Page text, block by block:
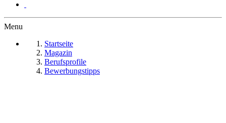
Menu
Startseite
Magazin
Berufsprofile
Bewerbungstipps